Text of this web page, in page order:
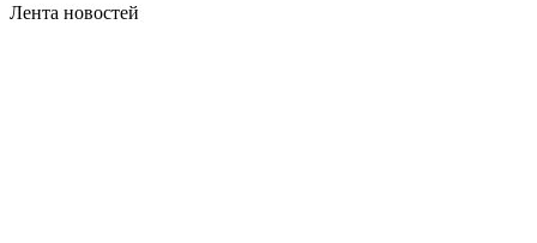
Лента новостей